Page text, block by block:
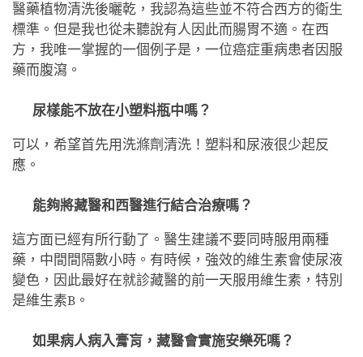
醫藥植物清洗後曬乾，我認為這些並不符合西方的衛生
標準。但是我也從未聽說有人因此而腸胃不適。在西
方，我唯一掌握的一個例子是，一位癌症重病患者因服
藥而腹瀉。
尿樣能不放在小塑料瓶中嗎？
可以，希望首先用洗滌劑清洗！塑料和尿液很少起反
應。
能夠將藏醫和西醫進行結合治療嗎？
這方面已經有所行動了。醫生建議不要同時服用兩種
藥，中間間隔數小時。有時候，強效的維生素會使尿液
變色，因此最好在就診藏醫的前一天服用維生素，特別
是維生素B。
如果病人病入膏肓，藏醫會實施安樂死嗎？